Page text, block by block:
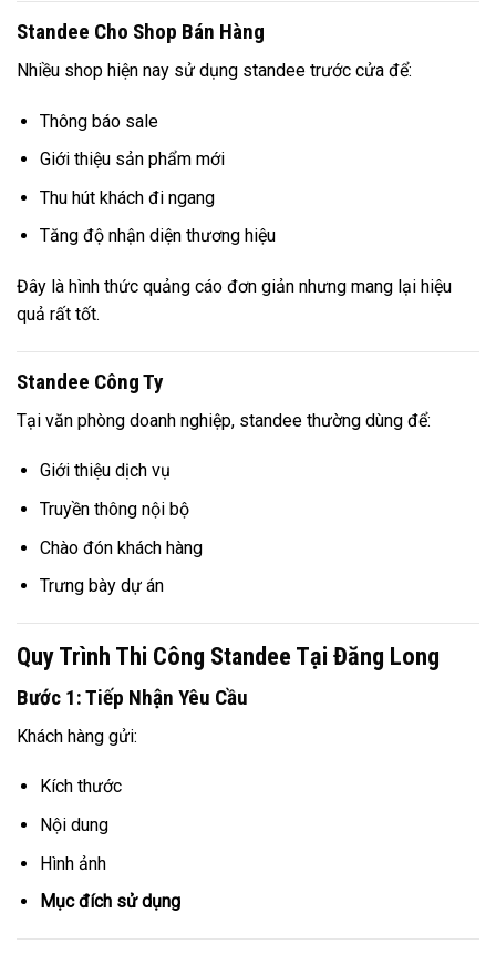
Standee Cho Shop Bán Hàng
Nhiều shop hiện nay sử dụng standee trước cửa để:
Thông báo sale
Giới thiệu sản phẩm mới
Thu hút khách đi ngang
Tăng độ nhận diện thương hiệu
Đây là hình thức quảng cáo đơn giản nhưng mang lại hiệu
quả rất tốt.
Standee Công Ty
Tại văn phòng doanh nghiệp, standee thường dùng để:
Giới thiệu dịch vụ
Truyền thông nội bộ
Chào đón khách hàng
Trưng bày dự án
Quy Trình Thi Công Standee Tại Đăng Long
Bước 1: Tiếp Nhận Yêu Cầu
Khách hàng gửi:
Kích thước
Nội dung
Hình ảnh
Mục đích sử dụng